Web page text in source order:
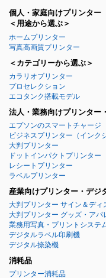
個人・家庭向けプリンター
＜用途から選ぶ＞
ホームプリンター
写真高画質プリンター
＜カテゴリーから選ぶ＞
カラリオプリンター
プロセレクション
エコタンク搭載モデル
法人・業務向けプリンター
エプソンのスマートチャージ
ビジネスプリンター （インク
大判プリンター
ドットインパクトプリンター
レシートプリンター
ラベルプリンター
産業向けプリンター・デジ
大判プリンター サイン＆ディ
大判プリンター グッズ・アパ
業務用写真・プリントシステ
デジタルラベル印刷機
デジタル捺染機
消耗品
プリンター消耗品